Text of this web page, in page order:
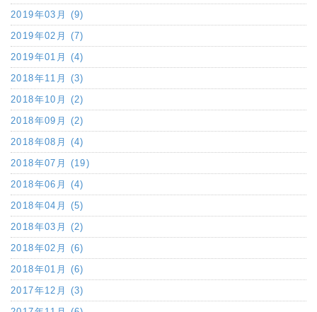
2019年03月 (9)
2019年02月 (7)
2019年01月 (4)
2018年11月 (3)
2018年10月 (2)
2018年09月 (2)
2018年08月 (4)
2018年07月 (19)
2018年06月 (4)
2018年04月 (5)
2018年03月 (2)
2018年02月 (6)
2018年01月 (6)
2017年12月 (3)